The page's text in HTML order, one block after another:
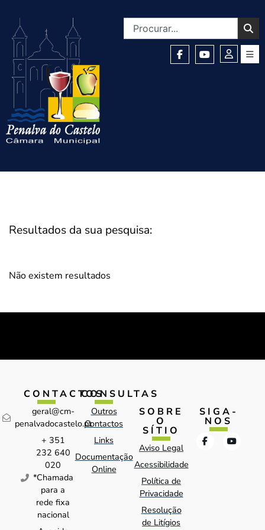
Resultados da sua pesquisa:
Não existem resultados
CONTACTOS
geral@cm-
penalvadocastelo.pt
+ 351
232 640
020
*Chamada
para a
rede fixa
nacional
CONSULTAS
Outros
Contactos
Links
Documentação
Online
SOBRE
O
SÍTIO
Aviso Legal
Acessibilidade
Política de
Privacidade
Resolução
de Litígios
SIGA-
NOS